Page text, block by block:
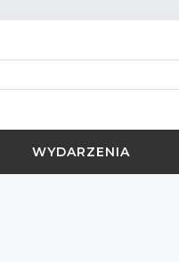
WYDARZENIA